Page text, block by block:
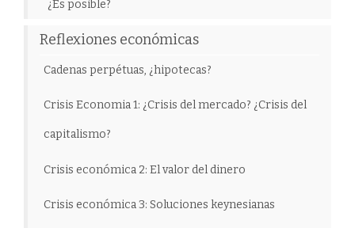
¿Es posible?
Reflexiones económicas
Cadenas perpétuas, ¿hipotecas?
Crisis Economia 1: ¿Crisis del mercado? ¿Crisis del
capitalismo?
Crisis económica 2: El valor del dinero
Crisis económica 3: Soluciones keynesianas